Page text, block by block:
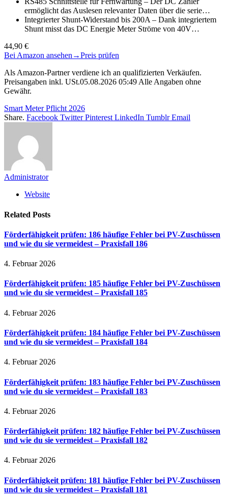
ermöglicht das Auslesen relevanter Daten über die serie…
Integrierter Shunt-Widerstand bis 200A – Dank integriertem
Shunt misst das DC Energie Meter Ströme von 40V…
44,90 €
Bei Amazon ansehen →Preis prüfen
Als Amazon-Partner verdiene ich an qualifizierten Verkäufen.
Preisangaben inkl. USt.05.08.2026 05:49 Alle Angaben ohne
Gewähr.
Smart Meter Pflicht 2026
Share. Facebook Twitter Pinterest LinkedIn Tumblr Email
Administrator
Website
Related Posts
Förderfähigkeit prüfen: 186 häufige Fehler bei PV-Zuschüssen
und wie du sie vermeidest – Praxisfall 186
4. Februar 2026
Förderfähigkeit prüfen: 185 häufige Fehler bei PV-Zuschüssen
und wie du sie vermeidest – Praxisfall 185
4. Februar 2026
Förderfähigkeit prüfen: 184 häufige Fehler bei PV-Zuschüssen
und wie du sie vermeidest – Praxisfall 184
4. Februar 2026
Förderfähigkeit prüfen: 183 häufige Fehler bei PV-Zuschüssen
und wie du sie vermeidest – Praxisfall 183
4. Februar 2026
Förderfähigkeit prüfen: 182 häufige Fehler bei PV-Zuschüssen
und wie du sie vermeidest – Praxisfall 182
4. Februar 2026
Förderfähigkeit prüfen: 181 häufige Fehler bei PV-Zuschüssen
und wie du sie vermeidest – Praxisfall 181